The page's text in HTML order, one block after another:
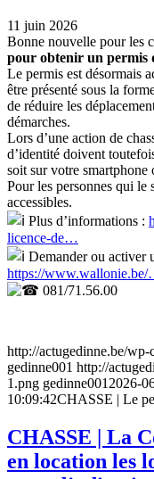
11 juin 2026
Bonne nouvelle pour les
pour obtenir un permis
Le permis est désormais
être présenté sous la
de réduire les
démarches.
Lors d’une action de
d’identité doivent
soit sur votre
Pour les personnes qui le
accessibles.
Plus d’informations :
licence-de…
Demander ou activer
https://
081/71.56.00
http://actugedinne.be/
gedinne001 http://
1.png gedinne001 2026-
10:09:42CHASSE | Le
CHASSE | La
en location les